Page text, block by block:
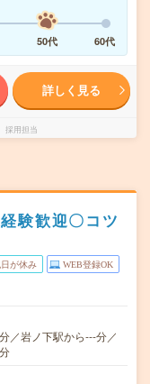
50代 60代
詳しく見る
採用担当
験歓迎〇コツ
が休み WEB登録OK
／岩ノ下駅から---分／